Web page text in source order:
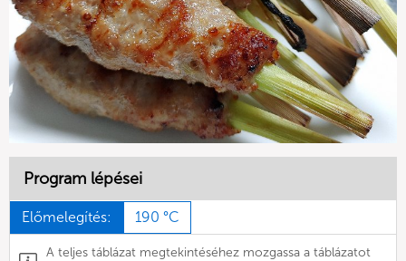
Program lépései
Előmelegítés: 190 °C
A teljes táblázat megtekintéséhez mozgassa a táblázatot